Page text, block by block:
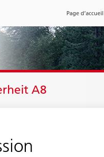
Page d’accueil
A8